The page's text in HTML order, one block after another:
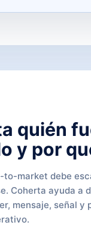
quién
y por
to-market debe
Coherta ayuda a
mensaje, señal y